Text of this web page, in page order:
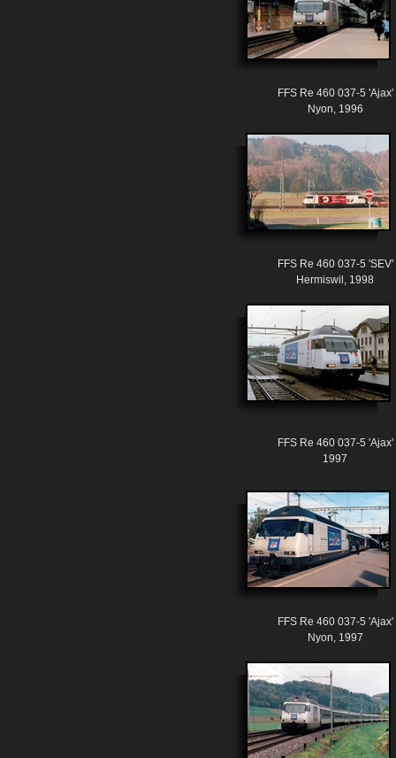
FFS Re 460 037-5 'Ajax'
Nyon, 1996
FFS Re 460 037-5 'SEV'
Hermiswil, 1998
FFS Re 460 037-5 'Ajax'
1997
FFS Re 460 037-5 'Ajax'
Nyon, 1997